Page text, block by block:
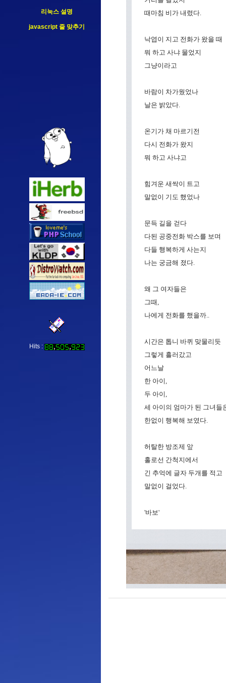
리눅스 설명
javascript 줄 맞추기
Hits :
때마침 비가 내렸다.
낙엽이 지고 전화가 왔을 때
뭐 하고 사냐 물었지
그냥이라고
바람이 차가웠었나
날은 밝았다.
온기가 채 마르기전
다시 전화가 왔지
뭐 하고 사냐고
힘겨운 새싹이 트고
말없이 기도 했었나
문득 길을 걷다
다된 공중전화 박스를 보며
다들 행복하게 사는지
나는 궁금해 졌다.
왜 그 여자들은
그때,
나에게 전화를 했을까..
시간은 톱니 바퀴 맞물리듯
그렇게 흘러갔고
어느날
한 아이,
두 아이,
세 아이의 엄마가 된 그녀들
한없이 행복해 보였다.
허탈한 방조제 앞
홀로선 간척지에서
긴 추억에 글자 두개를 적고
말없이 걸었다.
'바보'